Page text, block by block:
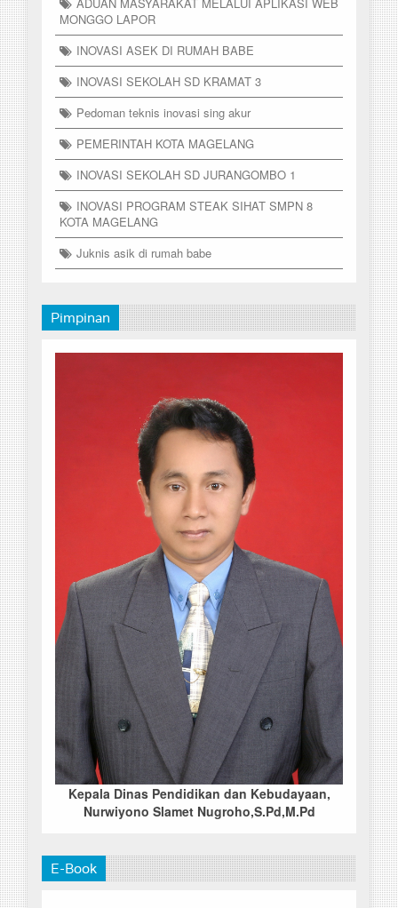
MONGGO LAPOR
INOVASI ASEK DI RUMAH BABE
INOVASI SEKOLAH SD KRAMAT 3
Pedoman teknis inovasi sing akur
PEMERINTAH KOTA MAGELANG
INOVASI SEKOLAH SD JURANGOMBO 1
INOVASI PROGRAM STEAK SIHAT SMPN 8
KOTA MAGELANG
Juknis asik di rumah babe
Pimpinan
Kepala Dinas Pendidikan dan Kebudayaan,
Nurwiyono Slamet Nugroho,S.Pd,M.Pd
E-Book